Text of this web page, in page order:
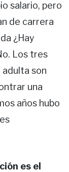
salario, pero
de carrera
¿Hay
Los tres
son
una
años hubo
es el